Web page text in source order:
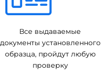
Все выдаваемые
документы установленного
образца, пройдут любую
проверку